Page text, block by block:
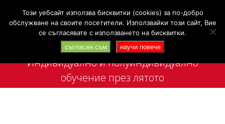
Индивидуално и полуиндивидуално
обучение през лятото
Този уебсайт използва бисквитки (cookies) за по-добро
обслужване на своите посетители. Използвайки този сайт, Вие
се съгласявате с използването на бисквитки.
съгласен съм научи повече